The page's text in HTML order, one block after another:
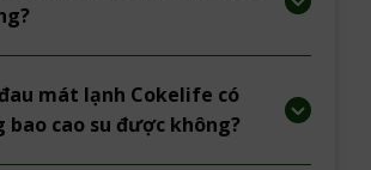
mát lạnh Cokelife có
bao cao su được không?